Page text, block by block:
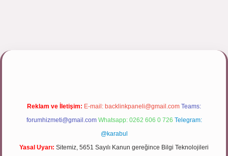
Reklam ve İletişim: E-mail: backlinkpaneli@gmail.com Teams:
forumhizmeti@gmail.com Whatsapp: 0262 606 0 726 Telegram:
@karabul
Yasal Uyarı: Sitemiz, 5651 Sayılı Kanun gereğince Bilgi Teknolojileri